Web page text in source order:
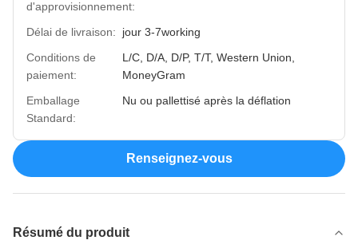
d'approvisionnement:
Délai de livraison:
jour 3-7working
Conditions de
paiement:
L/C, D/A, D/P, T/T, Western Union,
MoneyGram
Emballage
Standard:
Nu ou pallettisé après la déflation
Renseignez-vous
Résumé du produit